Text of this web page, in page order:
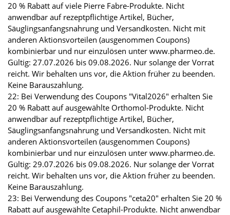
20 % Rabatt auf viele Pierre Fabre-Produkte. Nicht
anwendbar auf rezeptpflichtige Artikel, Bücher,
Säuglingsanfangsnahrung und Versandkosten. Nicht mit
anderen Aktionsvorteilen (ausgenommen Coupons)
kombinierbar und nur einzulösen unter www.pharmeo.de.
Gültig: 27.07.2026 bis 09.08.2026. Nur solange der Vorrat
reicht. Wir behalten uns vor, die Aktion früher zu beenden.
Keine Barauszahlung.
22: Bei Verwendung des Coupons "Vital2026" erhalten Sie
20 % Rabatt auf ausgewählte Orthomol-Produkte. Nicht
anwendbar auf rezeptpflichtige Artikel, Bücher,
Säuglingsanfangsnahrung und Versandkosten. Nicht mit
anderen Aktionsvorteilen (ausgenommen Coupons)
kombinierbar und nur einzulösen unter www.pharmeo.de.
Gültig: 29.07.2026 bis 09.08.2026. Nur solange der Vorrat
reicht. Wir behalten uns vor, die Aktion früher zu beenden.
Keine Barauszahlung.
23: Bei Verwendung des Coupons "ceta20" erhalten Sie 20 %
Rabatt auf ausgewählte Cetaphil-Produkte. Nicht anwendbar